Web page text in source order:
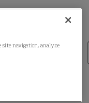
site navigation, analyze